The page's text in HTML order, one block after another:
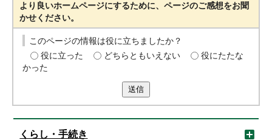
より良いホームページにするために、ページのご感想をお聞
かせください。
このページの情報は役に立ちましたか？
役に立った
どちらともいえない
役にたたな
かった
送信
くらし・手続き